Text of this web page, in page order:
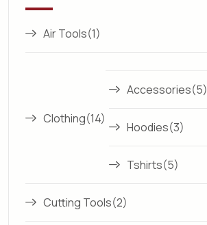
Air Tools(1)
Clothing(14)
Accessories(5)
Hoodies(3)
Tshirts(5)
Cutting Tools(2)